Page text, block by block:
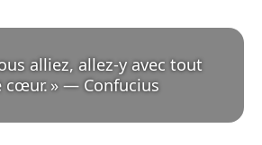
alliez, allez-y avec tout
cœur. » — Confucius